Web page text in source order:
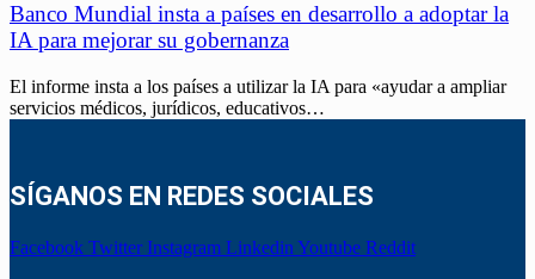
Banco Mundial insta a países en desarrollo a adoptar la
IA para mejorar su gobernanza
El informe insta a los países a utilizar la IA para «ayudar a ampliar
servicios médicos, jurídicos, educativos…
SÍGANOS EN REDES SOCIALES
Facebook Twitter Instagram Linkedin Youtube Reddit